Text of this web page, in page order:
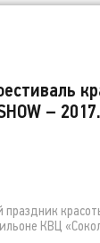
– 2017.
КВЦ